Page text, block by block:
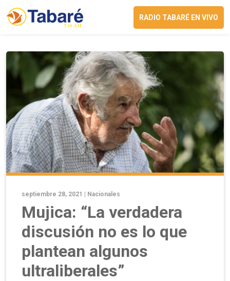
RADIO TABARÉ EN VIVO
septiembre 28, 2021 | Nacionales
Mujica: “La verdadera
discusión no es lo que
plantean algunos
ultraliberales”